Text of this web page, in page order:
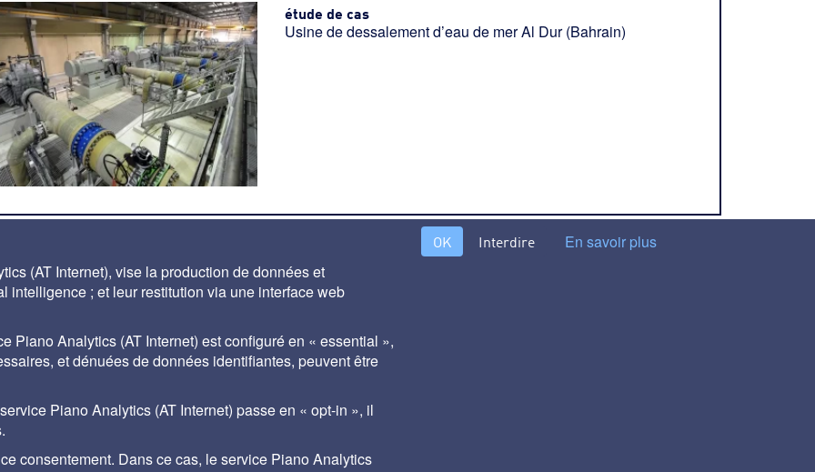
étude de cas
Usine de dessalement d’eau de mer Al Dur (Bahrain)
lavables par air et eau simultanés
de SUEZ met à disposition des praticiens du traitement de l'eau, les bases des différents procédés et technologies du traitement de l’eau
(AT Internet), vise la production de données et
intelligence ; et leur restitution via une interface web
Piano Analytics (AT Internet) est configuré en « essential »,
et dénuées de données identifiantes, peuvent être
Piano Analytics (AT Internet) passe en « opt-in », il
consentement. Dans ce cas, le service Piano Analytics
OK Interdire En savoir plus